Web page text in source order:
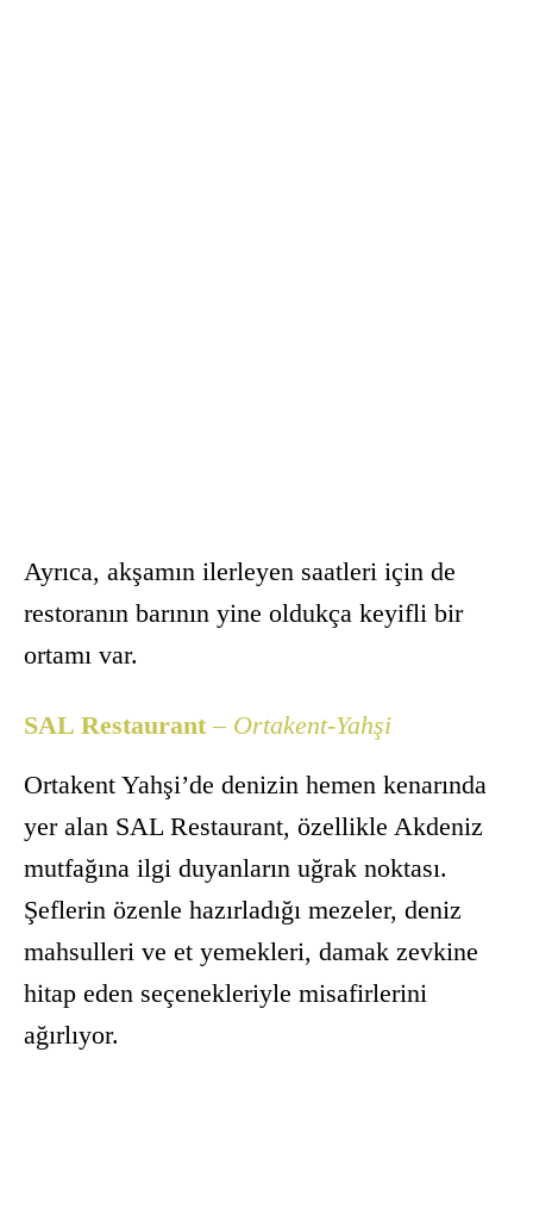
Ayrıca, akşamın ilerleyen saatleri için de
restoranın barının yine oldukça keyifli bir
ortamı var.
SAL Restaurant– Ortakent-Yahşi
Ortakent Yahşi’de denizin hemen kenarında
yer alan SAL Restaurant, özellikle Akdeniz
mutfağına ilgi duyanların uğrak noktası.
Şeflerin özenle hazırladığı mezeler, deniz
mahsulleri ve et yemekleri, damak zevkine
hitap eden seçenekleriyle misafirlerini
ağırlıyor.